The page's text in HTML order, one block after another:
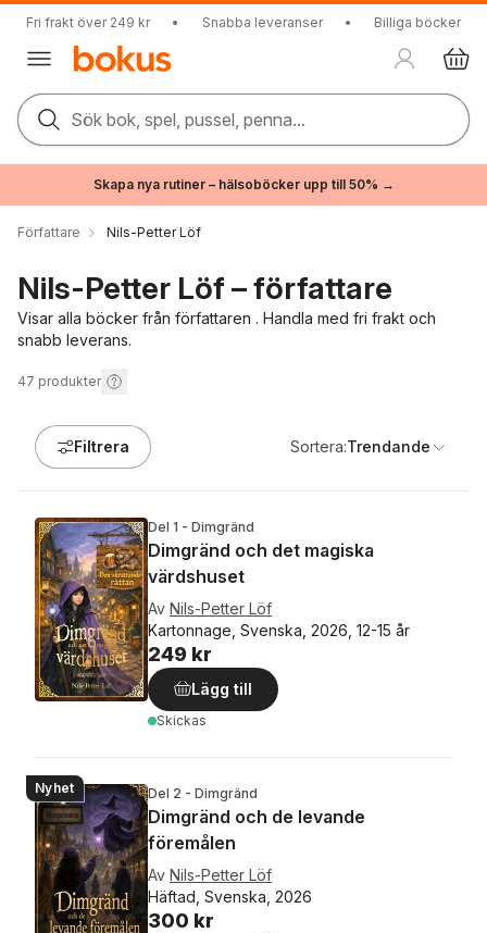
Fri frakt över 249 kr • Snabba leveranser • Billiga böcker
Sök bok, spel, pussel, penna...
Skapa nya rutiner – hälsoböcker upp till 50% →
Författare Nils-Petter Löf
Nils-Petter Löf – författare
Visar alla böcker från författaren . Handla med fri frakt och
snabb leverans.
47 produkter
Filtrera Sortera:Trendande
Del 1 - Dimgränd
Dimgränd och det magiska
värdshuset
Av Nils-Petter Löf
Kartonnage, Svenska, 2026, 12-15 år
249 kr
Lägg till
Skickas
Nyhet Del 2 - Dimgränd
Dimgränd och de levande
föremålen
Av Nils-Petter Löf
Häftad, Svenska, 2026
300 kr